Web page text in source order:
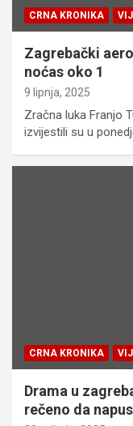
CRNA KRONIKA
Zagrebački
noćas oko 1
9 lipnja, 2025
Zračna luka Franjo
izvijestili su u
CRNA KRONIKA
Drama u
rečeno da